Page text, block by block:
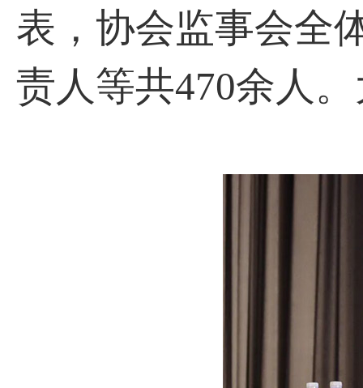
表，协会监事会全
责人等共470余人